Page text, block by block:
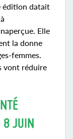
édition datait
Elle
la donne
femmes.
vont réduire
8 JUIN